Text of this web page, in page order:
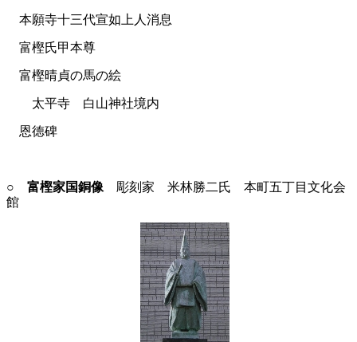
本願寺十三代宣如上人消息
富樫氏甲本尊
富樫晴貞の馬の絵
太平寺 白山神社境内
恩徳碑
○ 富樫家国銅像彫刻家 米林勝二氏 本町五丁目文化会
館